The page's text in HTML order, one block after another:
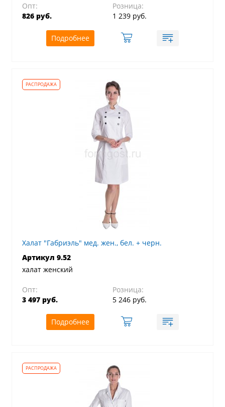
Опт:
826 руб.
Розница:
1 239 руб.
Подробнее
Халат "Габриэль" мед. жен., бел. + черн.
Артикул 9.52
халат женский
Опт:
3 497 руб.
Розница:
5 246 руб.
Подробнее